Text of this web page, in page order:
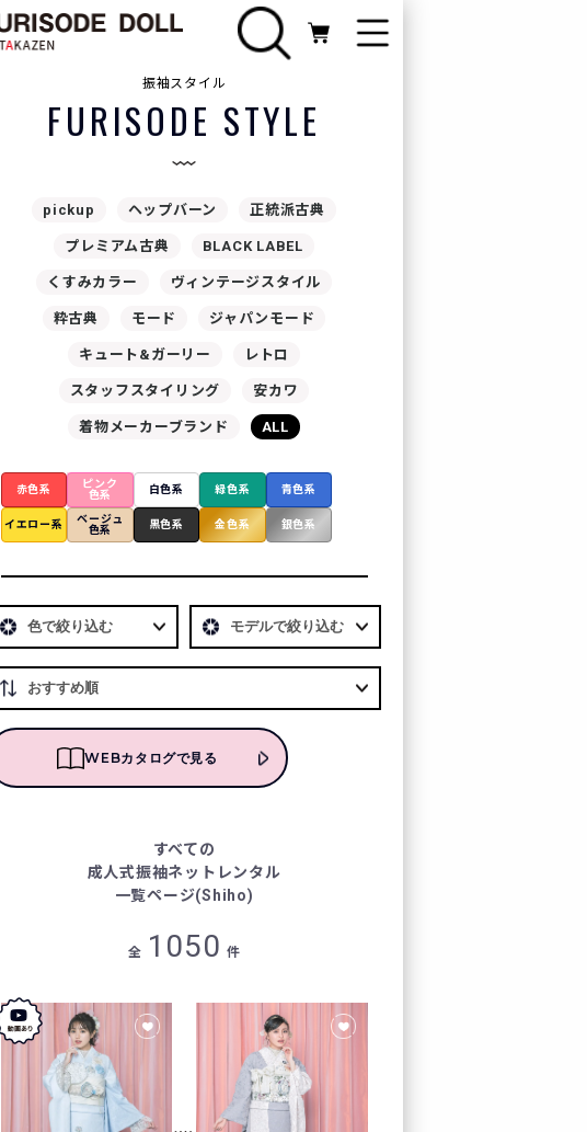
振袖スタイル
FURISODE STYLE
pickup ヘップバーン 正統派古典
プレミアム古典 BLACK LABEL
くすみカラー ヴィンテージスタイル
粋古典 モード ジャパンモード
キュート&ガーリー レトロ
スタッフスタイリング 安カワ
着物メーカーブランド ALL
赤色系
ピンク
色系
白色系 緑色系 青色系
イエロー系
ベージュ
色系
黒色系 金色系 銀色系
WEBカタログで見る
すべての
成人式振袖ネットレンタル
一覧ページ(Shiho)
全 1050 件